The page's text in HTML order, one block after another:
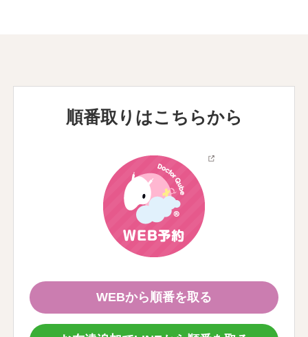
順番取りはこちらから
WEBから順番を取る